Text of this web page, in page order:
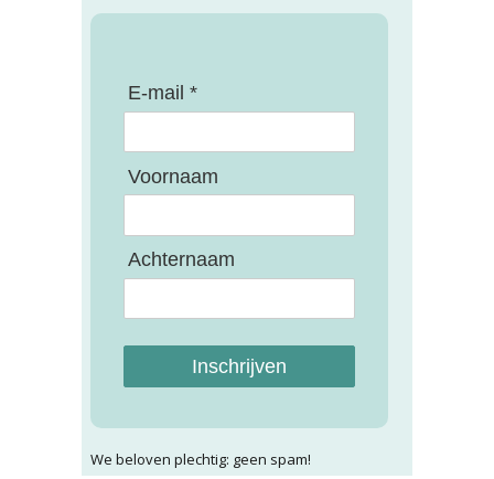
E-mail *
Voornaam
Achternaam
Inschrijven
We beloven plechtig: geen spam!